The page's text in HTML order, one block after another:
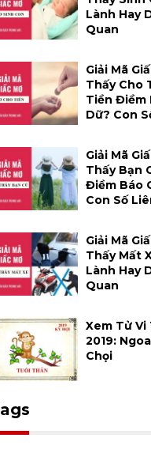
Lành Hay
Quan
Giải Mã
Thấy Cho
Tiền Điềm
Dữ? Con
Giải Mã
Thấy Bạn
Điềm Báo
Con Số
Giải Mã
Thấy Mất
Lành Hay
Quan
Xem Tử Vi
2019:
Chọi